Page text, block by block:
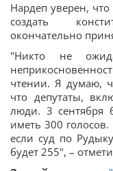
Нардеп уверен,
создать
окончательно
"Никто не
чтении. Я думаю,
что депутаты,
люди. 3 сентября
иметь 300
если суд по
будет 255", –